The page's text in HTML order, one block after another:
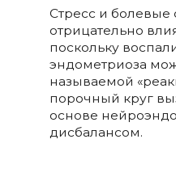
Стресс и
отрицательно
поскольку
эндометриоза
называемой
порочный круг
основе
дисбалансом.